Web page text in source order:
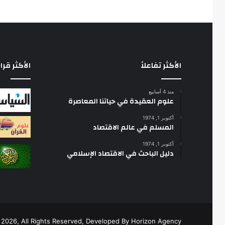
الأكثر تفاعلاً
منذ 4 أسابيع
علوم العقيدة في حياتنا المعاصرة
أكتوبر 1, 1974
المسلم في عالم الاقتصاد
أكتوبر 1, 1974
دليل الباحث في الاقتصاد الإسلامي
الأكثر
All Rights Reserved, Developed By Horizon Agency